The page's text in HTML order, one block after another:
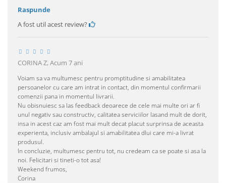
Raspunde
A fost util acest review?
CORINA Z,Acum 7 ani
Voiam sa va multumesc pentru promptitudine si amabilitatea
persoanelor cu care am intrat in contact, din momentul confirmarii
comenzii pana in momentul livrarii.
Nu obisnuiesc sa las feedback deoarece de cele mai multe ori ar fi
unul negativ sau constructiv, calitatea serviciilor lasand mult de dorit,
insa in acest caz am fost mai mult decat placut surprinsa de aceasta
experienta, inclusiv ambalajul si amabilitatea dlui care mi-a livrat
produsul.
In concluzie, multumesc pentru tot, nu credeam ca se poate si asa la
noi. Felicitari si tineti-o tot asa!
Weekend frumos,
Corina